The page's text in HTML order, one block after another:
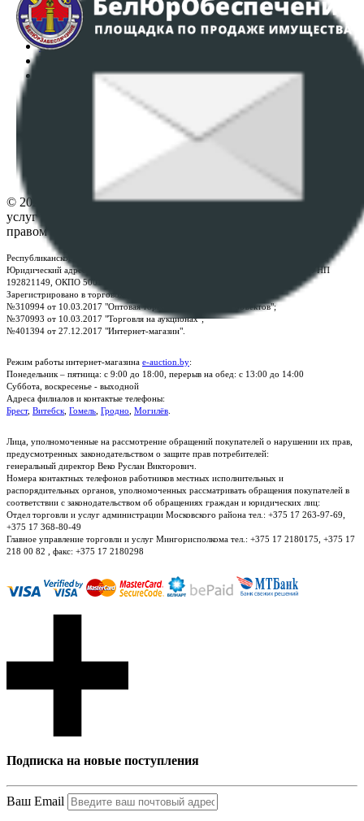
Аукционы
Интернет-магазин
Регламент организации и проведения торгов
Политика в отношении обработки персональных
ПОЛОЖЕНИЕ О ПОЛИТИКЕ ОБРАБОТКИ COOKIE-
Настройки cookie-файлов
© 2026 Республиканское унитарное предприятие по оказанию
услуг "БелЮрОбеспечение" - Все права защищены авторским
правом
Республиканское унитарное предприятие по оказанию услуг "БелЮрОбеспечение"
Юридический адрес: г. Минск, пр-т. Дзержинского, 1Б, e-mail:
, УНП
192821149, ОКПО 500111895000
Зарегистрировано в торговом реестре Республики Беларусь:
№310994 от 10.03.2017 "Оптовая торговля без торговых объектов";
№370993 от 10.03.2017 "Торговля на аукционах";
№401394 от 27.12.2017 "Интернет-магазин".
Режим работы интернет-магазина e-auction.by:
Понедельник – пятница: с 9:00 до 18:00, перерыв на обед: с 13:00 до 14:00
Суббота, воскресенье - выходной
Адреса филиалов и контактые телефоны:
Брест, Витебск Гомель Гродно Могилёв
Лица, уполномоченные на рассмотрение обращений покупателей о нарушении их прав,
предусмотренных законодательством о защите прав потребителей:
генеральный директор Веко Руслан Викторович.
Номера контактных телефонов работников местных исполнительных и
распорядительных органов, уполномоченных рассматривать обращения покупателей в
соответствии с законодательством об обращениях граждан и юридических лиц:
Отдел торговли и услуг администрации Московского района тел.: +375 17 263-97-69,
+375 17 368-80-49
Главное управление торговли и услуг Мингорисполкома тел.: +375 17 2180175, +375 17
218 00 82 , факс: +375 17 2180298
Подписка на новые поступления
Ваш Email